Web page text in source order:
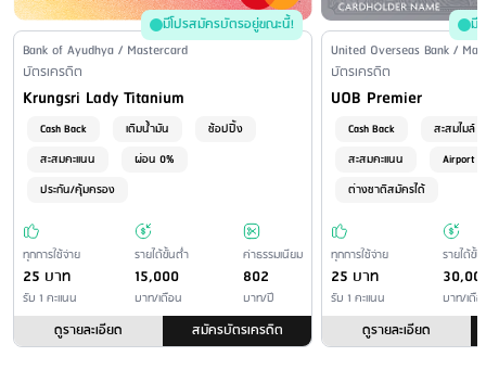
มีโปรสมัครบัตรอยู่ขณะนี้!
Issuer Name / Credit Card Type
Bank of Ayudhya / Mastercard
Financial Product Type
บัตรเครดิต
Credit Card Name
Krungsri Lady Titanium
Cash Back เติมน้ำมัน
ช้อปปิ้ง
สะสมคะแนน
ผ่อน 0%
ประกัน/คุ้มครอง
ทุกการใช้จ่าย
25 บาท
รับ 1 คะแนน
รายได้ขั้นต่ำ
15,000
บาท/เดือน
ค่าธรรมเนียม
802
บาท/ปี
ดูรายละเอียด สมัครบัตรเครดิต
มี
Issuer Name / Credit
United Overseas Bank /
Financial Product Type
บัตรเครดิต
Credit Card Name
UOB Premier
Cash Back
สะสมไมล์
สะสมคะแนน
Airport
ต่างชาติสมัครได้
ทุกการใช้จ่าย
25 บาท
รับ 1 คะแนน
รายได้ขั้
บาท/เดื
ดูรายละเอียด